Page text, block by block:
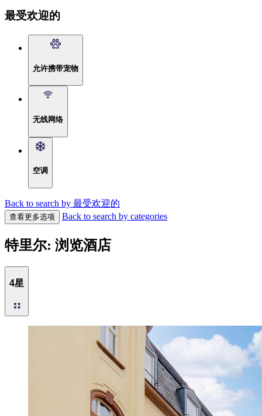
最受欢迎的
允许携带宠物
无线网络
空调
Back to search by 最受欢迎的
查看更多选项 Back to search by categories
特里尔: 浏览酒店
4星